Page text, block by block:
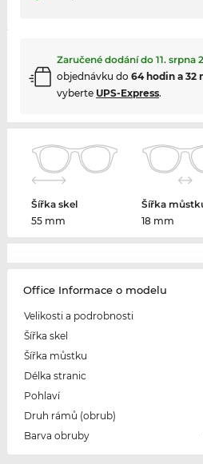
Zaručené dodání do 11. srpna
objednávku do 64 hodin a 32
vyberte UPS-Express.
Šířka skel
55 mm
Šířka
18 mm
Office Informace o modelu
Velikosti a podrobnosti
Šířka skel
Šířka můstku
Délka stranic
Pohlaví
Druh rámů (obrub)
Barva obruby